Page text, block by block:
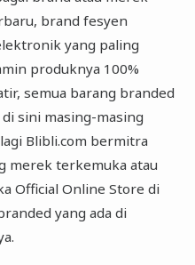
brand fesyen
yang paling
produknya 100%
semua barang branded
sini masing-masing
Blibli.com bermitra
merek terkemuka atau
Official Online Store di
yang ada di